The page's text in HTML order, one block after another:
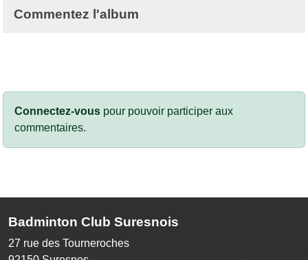
Commentez l'album
Connectez-vous pour pouvoir participer aux
commentaires.
Badminton Club Suresnois
27 rue des Tourneroches